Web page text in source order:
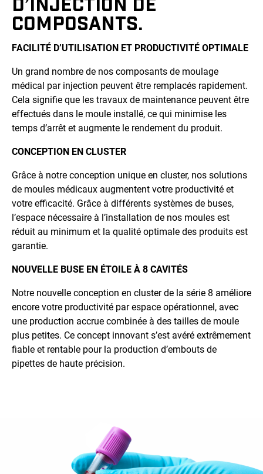
COMPOSANTS.
FACILITÉ D’UTILISATION ET PRODUCTIVITÉ OPTIMALE
Un grand nombre de nos composants de moulage
médical par injection peuvent être remplacés rapidement.
Cela signifie que les travaux de maintenance peuvent être
effectués dans le moule installé, ce qui minimise les
temps d’arrêt et augmente le rendement du produit.
CONCEPTION EN CLUSTER
Grâce à notre conception unique en cluster, nos solutions
de moules médicaux augmentent votre productivité et
votre efficacité. Grâce à différents systèmes de buses,
l’espace nécessaire à l’installation de nos moules est
réduit au minimum et la qualité optimale des produits est
garantie.
NOUVELLE BUSE EN ÉTOILE À 8 CAVITÉS
Notre nouvelle conception en cluster de la série 8 améliore
encore votre productivité par espace opérationnel, avec
une production accrue combinée à des tailles de moule
plus petites. Ce concept innovant s’est avéré extrêmement
fiable et rentable pour la production d’embouts de
pipettes de haute précision.